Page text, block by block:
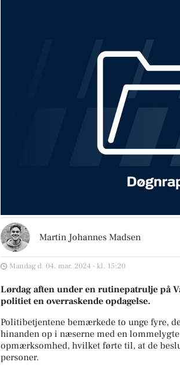
Martin Johannes Madsen
Mandag d. 04. mar. 2024 - kl. 15:20
Lørdag aften under en rutinepatrulje på
politiet en overraskende opdagelse.
Politibetjentene bemærkede to unge fyre,
hinanden op i næserne med en
opmærksomhed, hvilket førte til, at de
personer.